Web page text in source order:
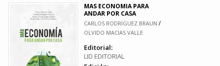
MAS ECONOMIA PARA
ANDAR POR CASA
CARLOS RODRIGUEZ BRAUN /
OLVIDO MACIAS VALLE
Editorial:
LID EDITORIAL